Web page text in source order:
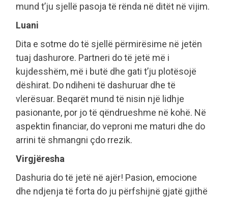
mund t’ju sjellë pasoja të rënda në ditët në vijim.
Luani
Dita e sotme do të sjellë përmirësime në jetën
tuaj dashurore. Partneri do të jetë më i
kujdesshëm, më i butë dhe gati t’ju plotësojë
dëshirat. Do ndiheni të dashuruar dhe të
vlerësuar. Beqarët mund të nisin një lidhje
pasionante, por jo të qëndrueshme në kohë. Në
aspektin financiar, do veproni me maturi dhe do
arrini të shmangni çdo rrezik.
Virgjëresha
Dashuria do të jetë në ajër! Pasion, emocione
dhe ndjenja të forta do ju përfshijnë gjatë gjithë